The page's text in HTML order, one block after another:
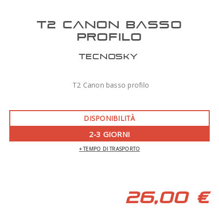
T2 CANON BASSO
PROFILO
TECNOSKY
T2 Canon basso profilo
DISPONIBILITÀ
2-3 GIORNI
+ TEMPO DI TRASPORTO
26,00 €